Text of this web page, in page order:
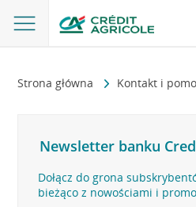
Strona główna Kontakt i
Newsletter banku
Dołącz do grona
bieżąco z nowościami i